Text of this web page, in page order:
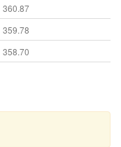
360.87
359.78
358.70